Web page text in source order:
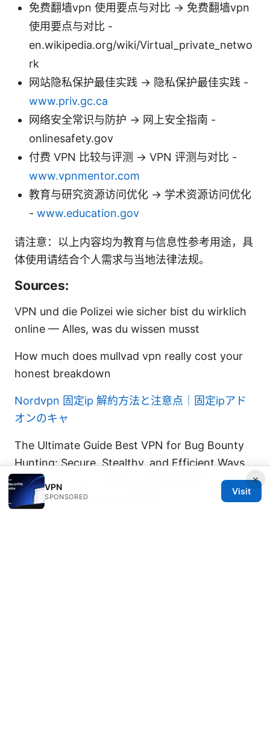
免费翻墙vpn 使用要点与对比 -> 免费翻墙vpn
使用要点与对比 -
en.wikipedia.org/wiki/Virtual_private_netwo
rk
网站隐私保护最佳实践 -> 隐私保护最佳实践 -
www.priv.gc.ca
网络安全常识与防护 -> 网上安全指南 -
onlinesafety.gov
付费 VPN 比较与评测 -> VPN 评测与对比 -
www.vpnmentor.com
教育与研究资源访问优化 -> 学术资源访问优化
- www.education.gov
请注意：以上内容均为教育与信息性参考用途，具
体使用请结合个人需求与当地法律法规。
Sources:
VPN und die Polizei wie sicher bist du wirklich
online — Alles, was du wissen musst
How much does mullvad vpn really cost your
honest breakdown
Nordvpn 固定ip 解約方法と注意点｜固定ipアド
オンのキャ
The Ultimate Guide Best VPN for Bug Bounty
Hunting: Secure, Stealthy, and Efficient Ways
to Bug Out Your Testing
免费的翻墙软件：VPNs
选购指南、实用评测与最新趋势
×
VPN
SPONSORED
Visit